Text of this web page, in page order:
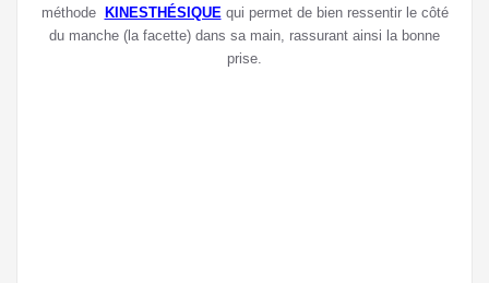
méthode KINESTHÉSIQUE qui permet de bien ressentir le côté
du manche (la facette) dans sa main, rassurant ainsi la bonne
prise.